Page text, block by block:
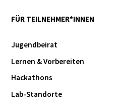
FÜR TEILNEHMER*INNEN
Jugendbeirat
Lernen & Vorbereiten
Hackathons
Lab-Standorte